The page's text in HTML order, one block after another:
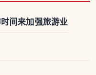
间来加强旅游业